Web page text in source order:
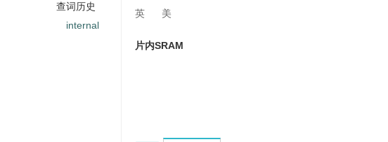
英 美
片内SRAM
查词历史
internal